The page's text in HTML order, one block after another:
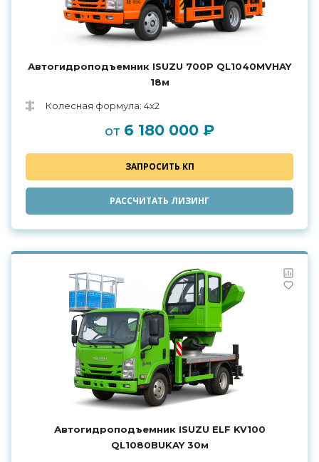
Автогидроподъемник ISUZU 700P QL1040MVHAY
18м
Колесная формула: 4x2
от 6 180 000 ₽
ЗАПРОСИТЬ КП
РАССЧИТАТЬ ЛИЗИНГ
Автогидроподъемник ISUZU ELF KV100
QL1080BUKAY 30м